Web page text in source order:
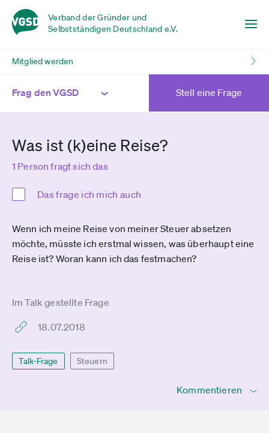
Verband der Gründer und
Selbstständigen Deutschland e.V.
Mitglied werden
Frag den VGSD Stell eine Frage
Was ist (k)eine Reise?
1 Person fragt sich das
Das frage ich mich auch
Wenn ich meine Reise von meiner Steuer absetzen
möchte, müsste ich erstmal wissen, was überhaupt eine
Reise ist? Woran kann ich das festmachen?
Im Talk gestellte Frage
18.07.2018
Talk-Frage Steuern
Kommentieren